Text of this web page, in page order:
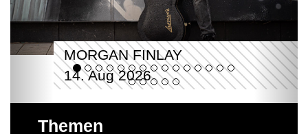
MORGAN FINLAY
14. Aug 2026
Themen